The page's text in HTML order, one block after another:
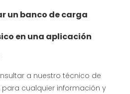
un banco de carga
en una aplicación
a nuestro técnico de
para cualquier información y